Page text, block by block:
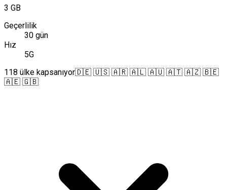
3 GB
Geçerlilik
30 gün
Hız
5G
118 ülke kapsanıyor🇩🇪 🇺🇸 🇦🇷 🇦🇱 🇦🇺 🇦🇹 🇦🇿 🇧🇪
🇦🇪 🇬🇧